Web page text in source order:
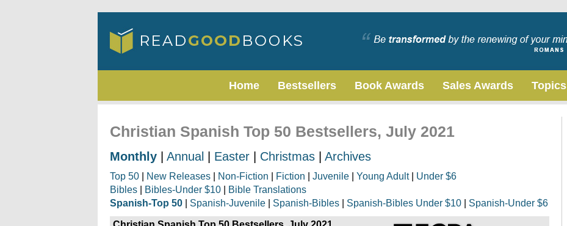
Home Bestsellers Book Awards Sales Awards Topics
Christian Spanish Top 50 Bestsellers, July 2021
Monthly Annual Easter Christmas Archives
Top 50 New Releases Non-Fiction Fiction Juvenile Young Adult| Under $6
Bibles
Bibles-Under $10
Bible Translations
Spanish-Top 50
Spanish-Juvenile Spanish-Bibles Spanish-Bibles Under $10 Spanish-Under $6